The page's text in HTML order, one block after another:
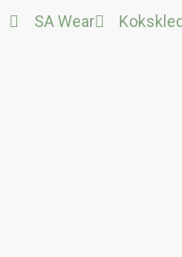
Ga
SA Wear